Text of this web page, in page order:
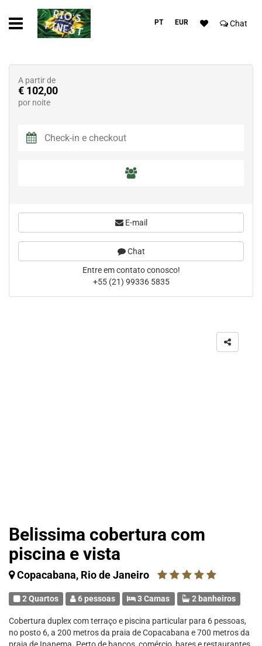
PT EUR Chat
Belissima cobertura com
piscina e vista
Copacabana, Rio de Janeiro
2 Quartos 6 pessoas 3 Camas 2 banheiros
Cobertura duplex com terraço e piscina particular para 6 pessoas,
no posto 6, a 200 metros da praia de Copacabana e 700 metros da
praia de Ipanema. Perto de bancos, comércio, bares e restaurantes
A partir de
€ 102,00
por noite
E-mail
Chat
Entre em contato conosco!
+55 (21) 99336 5835